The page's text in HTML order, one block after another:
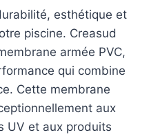
esthétique et
piscine. Creasud
armée PVC,
qui combine
Cette membrane
aux
UV et aux produits